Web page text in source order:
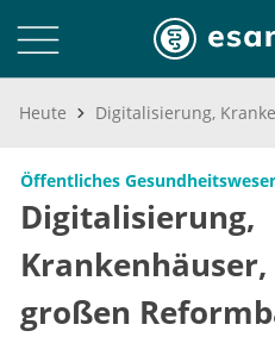
Heute
Öffentliches
Digitalisierung,
Krankenhäuser,
großen